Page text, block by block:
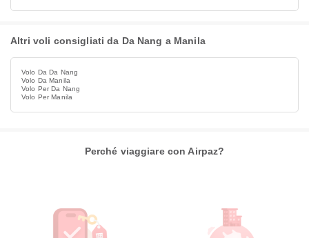
Altri voli consigliati da Da Nang a Manila
Volo Da Da Nang
Volo Da Manila
Volo Per Da Nang
Volo Per Manila
Perché viaggiare con Airpaz?